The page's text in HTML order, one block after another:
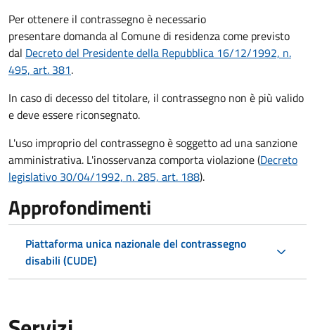
Per ottenere il contrassegno è necessario
presentare domanda al Comune di residenza come previsto
dal Decreto del Presidente della Repubblica 16/12/1992, n.
495, art. 381.
In caso di decesso del titolare, il contrassegno non è più valido
e deve essere riconsegnato.
L'uso improprio del contrassegno è soggetto ad una sanzione
amministrativa. L'inosservanza comporta violazione (Decreto
legislativo 30/04/1992, n. 285, art. 188).
Approfondimenti
Piattaforma unica nazionale del contrassegno
disabili (CUDE)